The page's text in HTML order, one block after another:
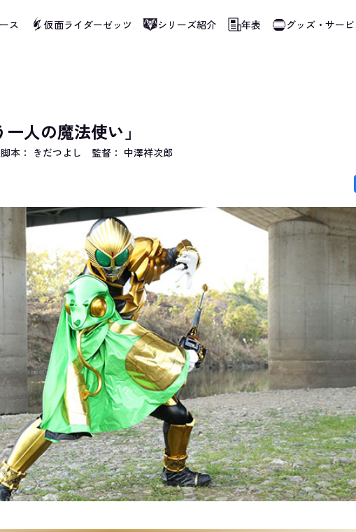
ス 仮面ライダーゼッツ シリーズ紹介 年表 グッズ・サー
訳サービスを使用しています。指定した言語に切り替わらないページは、ブラウザの翻訳機
人の魔法使い」
脚本： きだつよし 監督： 中澤祥次郎